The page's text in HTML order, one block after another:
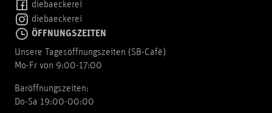
diebaeckerei
diebaeckerei
ÖFFNUNGSZEITEN
Unsere Tagesöffnungszeiten (SB-Cafè)
Mo-Fr von 9:00-17:00
Baröffnungszeiten:
Do-Sa 19:00-00:00